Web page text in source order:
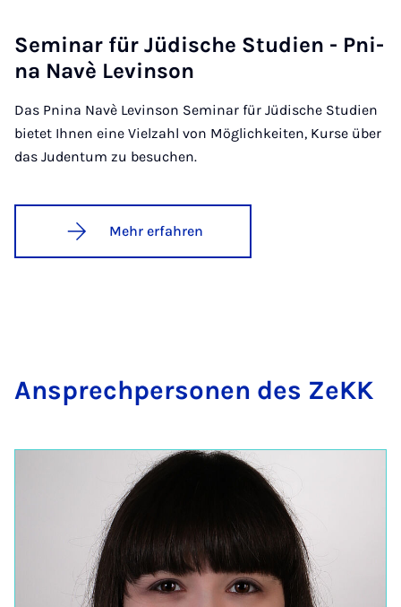
Se­mi­nar für Jü­di­sche Stu­di­en - Pni­
na Na­vè Le­vin­son
Das Pnina Navè Levinson Seminar für Jüdische Studien
bietet Ihnen eine Vielzahl von Möglichkeiten, Kurse über
das Judentum zu besuchen.
Mehr erfahren
An­sprech­per­so­nen des ZeKK